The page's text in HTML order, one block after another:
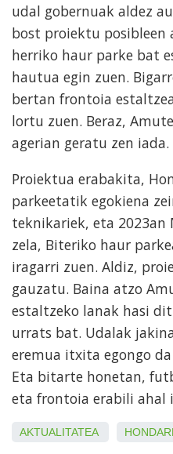
udal gobernuak aldez
bost proiektu posibleen
herriko haur parke bat
hautua egin zuen.
bertan frontoia
lortu zuen. Beraz,
agerian geratu zen iada.
Proiektua erabakita,
parkeetatik egokiena
teknikariek, eta 2023an
zela, Biteriko haur
iragarri zuen. Aldiz,
gauzatu. Baina atzo
estaltzeko lanak hasi
urrats bat. Udalak
eremua itxita egongo
Eta bitarte honetan,
eta frontoia erabili ahal
AKTUALITATEA